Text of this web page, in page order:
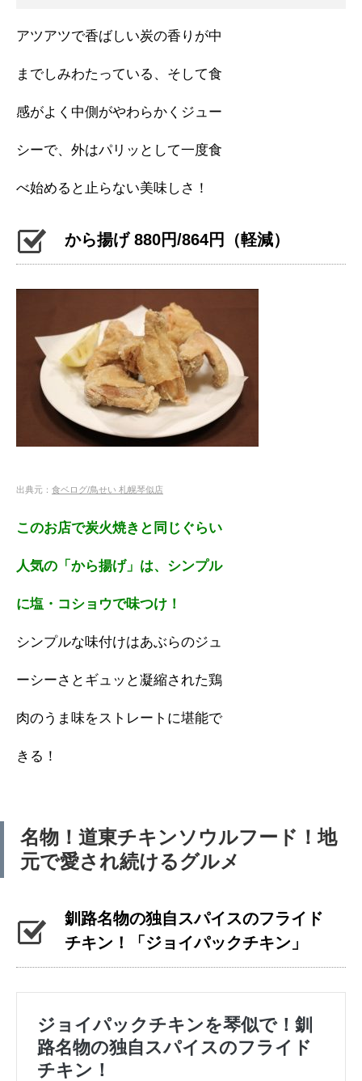
アツアツで香ばしい炭の香りが中
までしみわたっている、そして食
感がよく中側がやわらかくジュー
シーで、外はパリッとして一度食
べ始めると止らない美味しさ！
から揚げ 880円/864円（軽減）
出典元： 食ベログ/鳥せい 札幌琴似店
このお店で炭火焼きと同じぐらい
人気の「から揚げ」は、シンプル
に塩・コショウで味つけ！
シンプルな味付けはあぶらのジュ
ーシーさとギュッと凝縮された鶏
肉のうま味をストレートに堪能で
きる！
名物！道東チキンソウルフード！地
元で愛され続けるグルメ
釧路名物の独自スパイスのフライド
チキン！「ジョイパックチキン」